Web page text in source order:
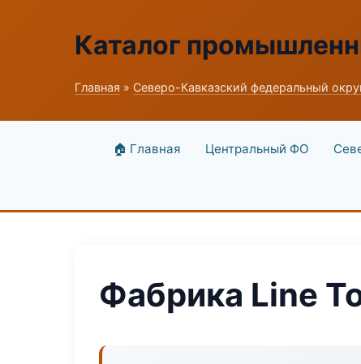
Каталог
Главная » Северо-Кавказский федеральный
🏠 Главная Центральный ФО
Фабрика Line